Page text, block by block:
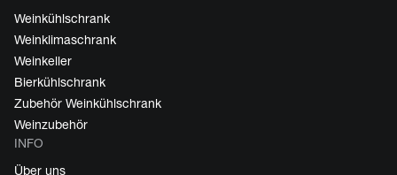
Weinkühlschrank
Weinklimaschrank
Weinkeller
Bierkühlschrank
Zubehör Weinkühlschrank
Weinzubehör
INFO
Über uns